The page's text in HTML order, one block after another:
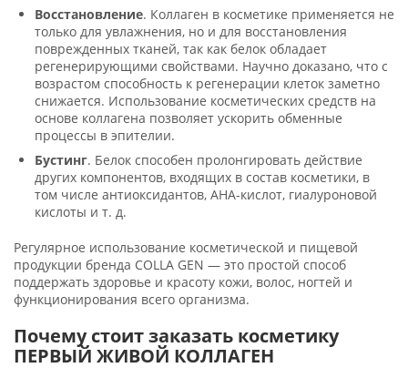
Восстановление. Коллаген в косметике применяется не
только для увлажнения, но и для восстановления
поврежденных тканей, так как белок обладает
регенерирующими свойствами. Научно доказано, что с
возрастом способность к регенерации клеток заметно
снижается. Использование косметических средств на
основе коллагена позволяет ускорить обменные
процессы в эпителии.
Бустинг. Белок способен пролонгировать действие
других компонентов, входящих в состав косметики, в
том числе антиоксидантов, AHA-кислот, гиалуроновой
кислоты и т. д.
Регулярное использование косметической и пищевой
продукции бренда COLLA GEN — это простой способ
поддержать здоровье и красоту кожи, волос, ногтей и
функционирования всего организма.
Почему стоит заказать косметику
ПЕРВЫЙ ЖИВОЙ КОЛЛАГЕН